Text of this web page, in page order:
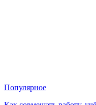
Популярное